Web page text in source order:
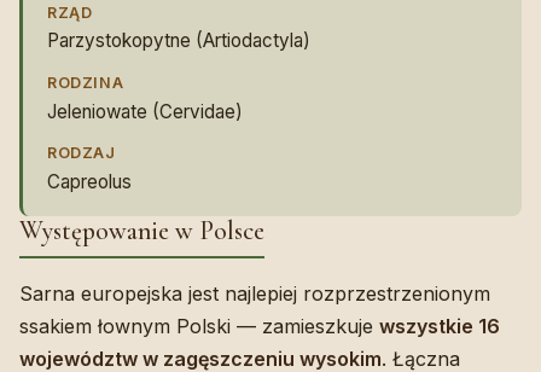
RZĄD
Parzystokopytne (Artiodactyla)
RODZINA
Jeleniowate (Cervidae)
RODZAJ
Capreolus
Występowanie w Polsce
Sarna europejska jest najlepiej rozprzestrzenionym
ssakiem łownym Polski — zamieszkuje wszystkie 16
województw w zagęszczeniu wysokim. Łączna